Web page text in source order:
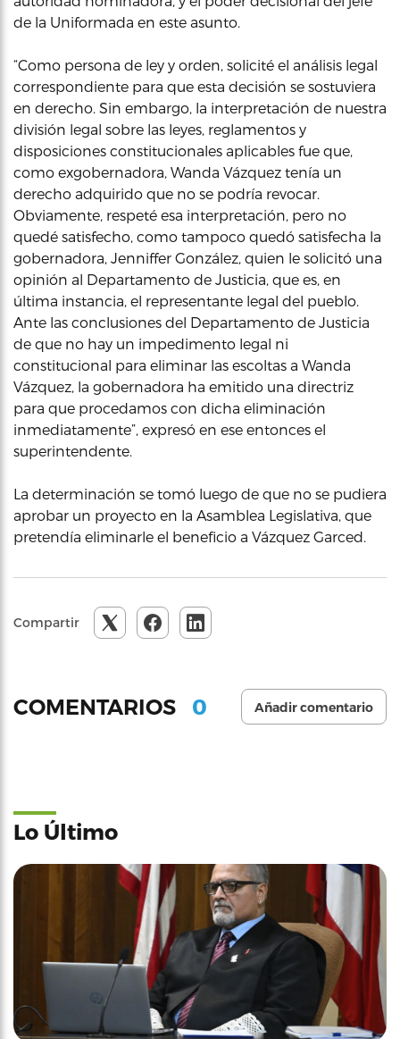
de la Uniformada en este asunto.
“Como persona de ley y orden, solicité el análisis legal
correspondiente para que esta decisión se sostuviera
en derecho. Sin embargo, la interpretación de nuestra
división legal sobre las leyes, reglamentos y
disposiciones constitucionales aplicables fue que,
como exgobernadora, Wanda Vázquez tenía un
derecho adquirido que no se podría revocar.
Obviamente, respeté esa interpretación, pero no
quedé satisfecho, como tampoco quedó satisfecha la
gobernadora, Jenniffer González, quien le solicitó una
opinión al Departamento de Justicia, que es, en
última instancia, el representante legal del pueblo.
Ante las conclusiones del Departamento de Justicia
de que no hay un impedimento legal ni
constitucional para eliminar las escoltas a Wanda
Vázquez, la gobernadora ha emitido una directriz
para que procedamos con dicha eliminación
inmediatamente”, expresó en ese entonces el
superintendente.
La determinación se tomó luego de que no se pudiera
aprobar un proyecto en la Asamblea Legislativa, que
pretendía eliminarle el beneficio a Vázquez Garced.
Compartir
COMENTARIOS 0 Añadir comentario
Lo Último